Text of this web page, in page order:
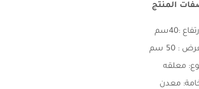
المنتج
:40سم
: 50 سم
معلقه
معدن